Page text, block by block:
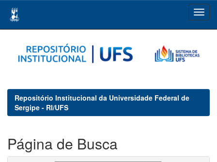
navigation
Repositório Institucional da Universidade Federal de
Sergipe - RI/UFS
Página de Busca